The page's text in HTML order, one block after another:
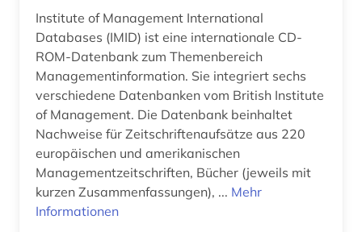
welt (1)
welthandel (4)
wettbewerbsfähigkeit (1)
wirtschaft (10)
wirtschaftsgut (1)
wirtschaftspolitik (1)
Institute of Management International
Databases (IMID) ist eine internationale CD-
ROM-Datenbank zum Themenbereich
Managementinformation. Sie integriert sechs
verschiedene Datenbanken vom British Institute
of Management. Die Datenbank beinhaltet
Nachweise für Zeitschriftenaufsätze aus 220
europäischen und amerikanischen
Managementzeitschriften, Bücher (jeweils mit
kurzen Zusammenfassungen), ... Mehr
Informationen